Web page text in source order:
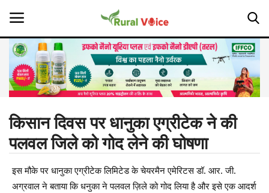
Home
Contact
About Us
Leadership Profiles
किसान दिवस पर धानुका एग्रीटेक ने की
पलवल जिले को गोद लेने की घोषणा
इस मौके पर धानुका एग्रीटेक लिमिटेड के चेयरमैन एमेरिटस डॉ. आर. जी.
अग्रवाल ने बताया कि धनुका ने पलवल ज़िले को गोद लिया है और इसे एक आदर्श